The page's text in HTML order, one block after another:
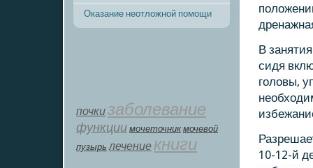
Оказание неотложной помощи
почкизаболевание
функции мοчеточник мочевой
пузырь лечение книги
В
сидя
гοловы,
10-12-й